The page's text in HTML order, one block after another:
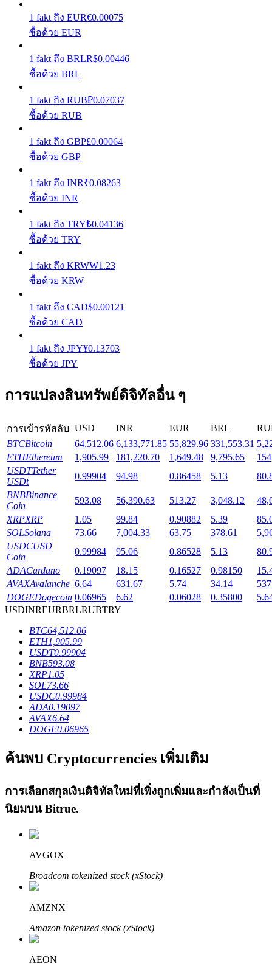
รับรางวัลการแข่งขันทุกวัน
การปักหลัก
ผลตอบแทนสูงและเข้าถึงได้ทันที
Launchpool
การเซ้งแบบยืดหยุ่นเพื่อรับโทเคนยอดนิยม
การล็อค BTR
การลงทุนพิเศษสำหรับผู้ถือ BTR
เงินกู้
บริการยืมเงินที่ได้รับการสนับสนุนจาก Crypto
ลงทุนอัตโนมัติ
คว้าผลกำไรระยะยาวและผลประโยชน์ที่ยืดหยุ่น
เรียนรู้เกี่ยวกับการสร้างรายได้แบบพาสซีฟ
Bitrue
1 fakt ถึง EUR€0.00075
ซื้อด้วย EUR
1 fakt ถึง BRLR$0.00446
ซื้อด้วย BRL
1 fakt ถึง RUB₽0.07037
ซื้อด้วย RUB
1 fakt ถึง GBP£0.00064
ซื้อด้วย GBP
1 fakt ถึง INR₹0.08263
ซื้อด้วย INR
1 fakt ถึง TRY₺0.04136
ซื้อด้วย TRY
1 fakt ถึง KRW₩1.23
ซื้อด้วย KRW
1 fakt ถึง CAD$0.00121
ซื้อด้วย CAD
1 fakt ถึง JPY¥0.13703
ซื้อด้วย JPY
การแปลงสินทรัพย์ดิจิทัลอื่น ๆ
การเข้ารหัสลับ USD INR EUR BRL
BTCBitcoin 64,512.06 6,133,771.85 55,829.96 331,553.31
ETHEthereum 1,905.99 181,220.70 1,649.48 9,795.65
USDTTether
USDt
0.99904 94.98 0.86458 5.13
BNBBinance
Coin
593.08 56,390.63 513.27 3,048.12
XRPXRP 1.05 99.84 0.90882 5.39
SOLSolana 73.66 7,004.33 63.75 378.61
USDCUSD
Coin
0.99984 95.06 0.86528 5.13
ADACardano 0.19097 18.15 0.16527 0.98150
AVAXAvalanche 6.64 631.67 5.74 34.14
DOGEDogecoin 0.06965 6.62 0.06028 0.35800
USDINREURBRLRUBTRY
BTC64,512.06
ETH1,905.99
USDT0.99904
BNB593.08
XRP1.05
SOL73.66
USDC0.99984
ADA0.19097
AVAX6.64
DOGE0.06965
ค้นพบ Cryptocurrencies เพิ่มเติม
การเลือกสกุลเงินดิจิทัลใหม่ที่เพิ่งถูกเพิ่มและกำลังเป็นที่
นิยมบน Bitrue.
AVGOX
Broadcom tokenized stock (xStock)
AMZNX
Amazon tokenized stock (xStock)
AEON